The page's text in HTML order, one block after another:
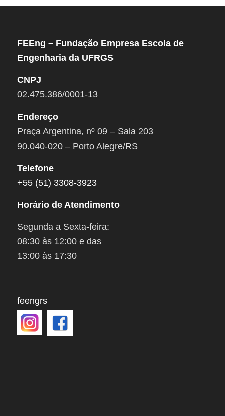
FEEng – Fundação Empresa Escola de
Engenharia da UFRGS
CNPJ
02.475.386/0001-13
Endereço
Praça Argentina, nº 09 – Sala 203
90.040-020 – Porto Alegre/RS
Telefone
+55 (51) 3308-3923
Horário de Atendimento
Segunda a Sexta-feira:
08:30 às 12:00 e das
13:00 às 17:30
feengrs